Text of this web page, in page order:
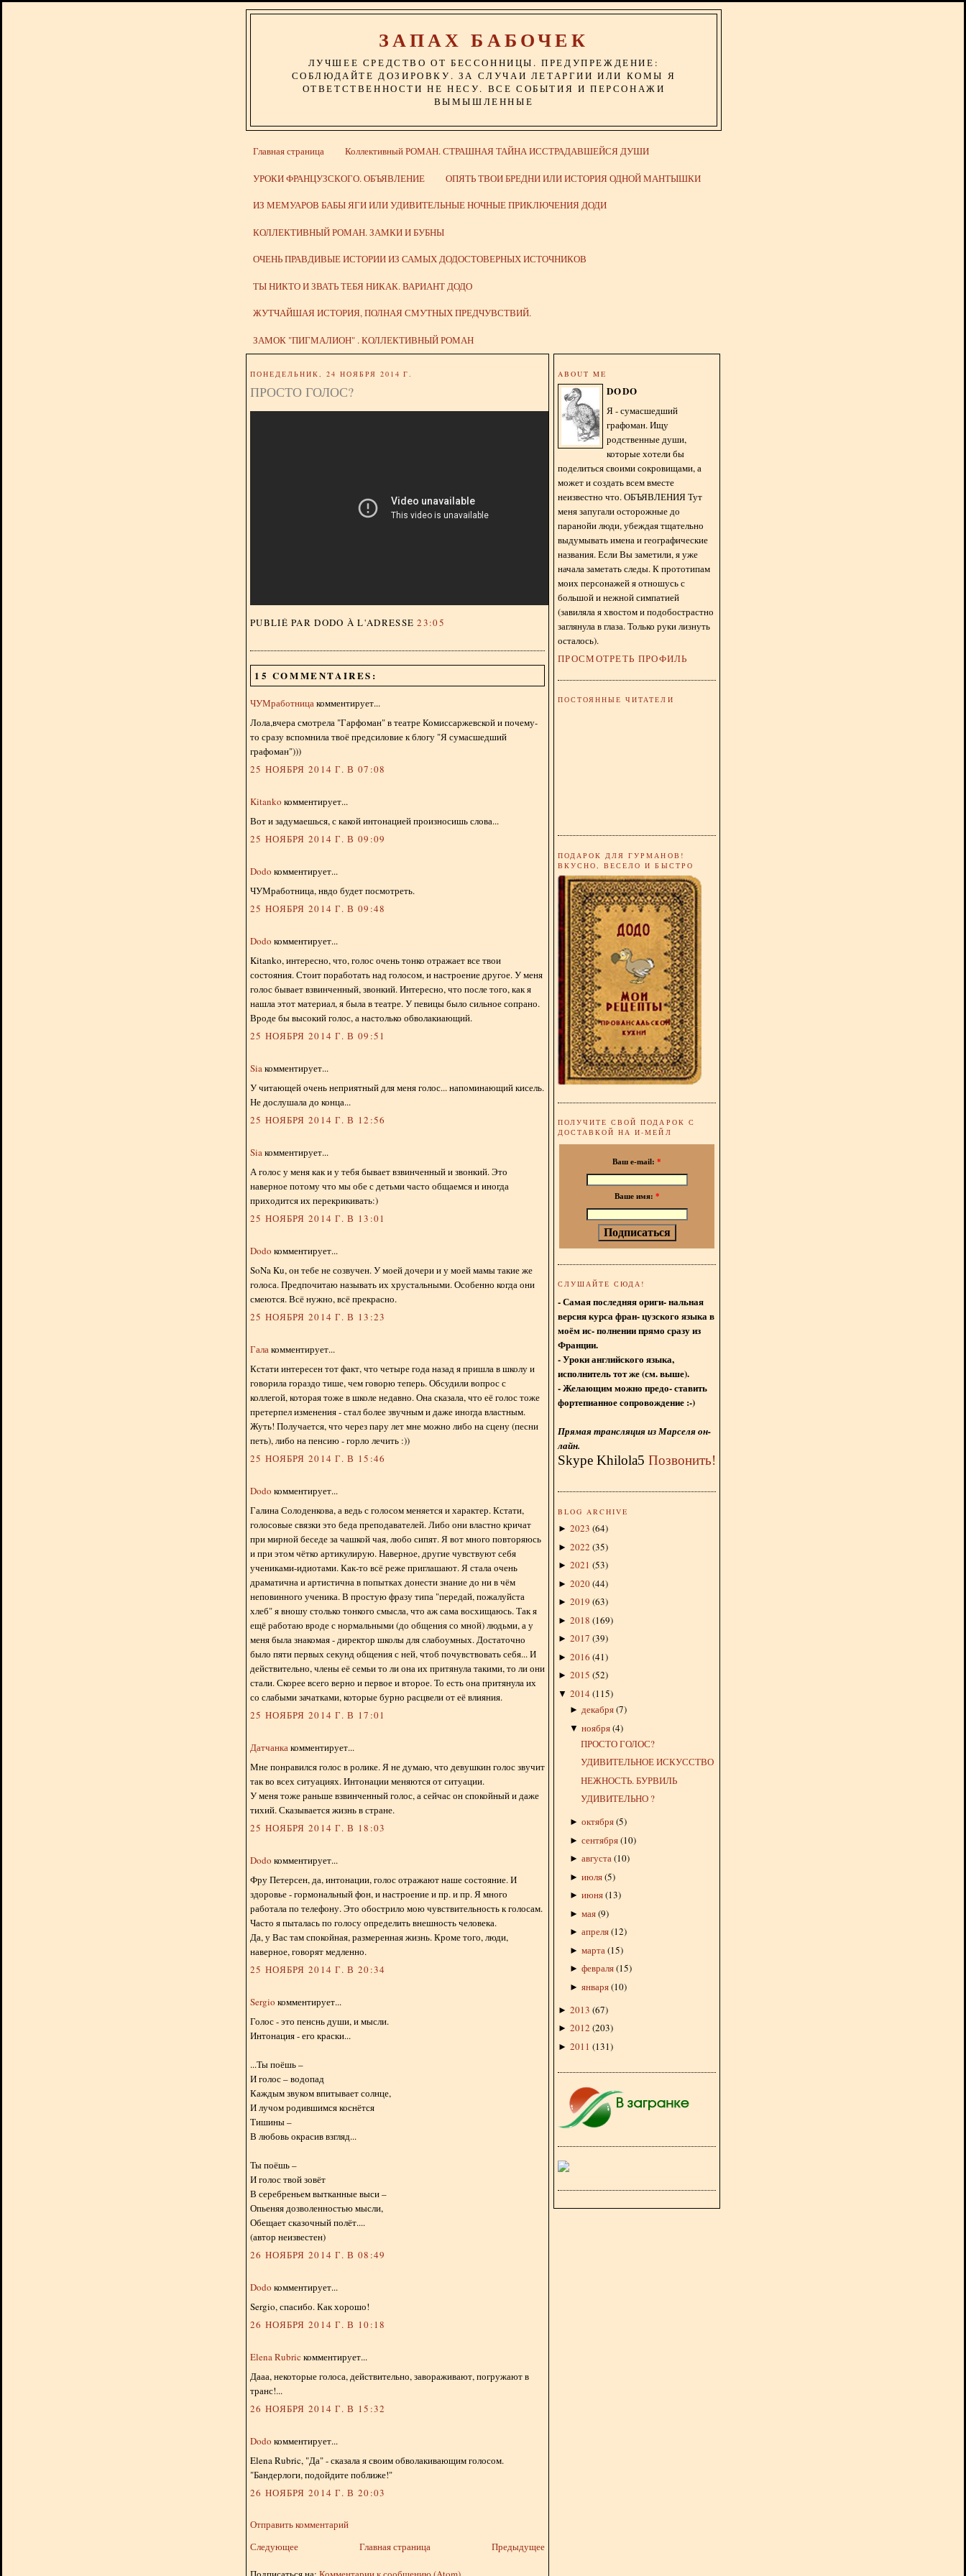
ЗАПАХ БАБОЧЕК
ЛУЧШЕЕ СРЕДСТВО ОТ БЕССОННИЦЫ. ПРЕДУПРЕЖДЕНИЕ:
СОБЛЮДАЙТЕ ДОЗИРОВКУ. ЗА СЛУЧАИ ЛЕТАРГИИ ИЛИ КОМЫ Я
ОТВЕТСТВЕННОСТИ НЕ НЕСУ. ВСЕ СОБЫТИЯ И ПЕРСОНАЖИ
ВЫМЫШЛЕННЫЕ
Главная страница Коллективный РОМАН. СТРАШНАЯ ТАЙНА ИССТРАДАВШЕЙСЯ ДУШИ
УРОКИ ФРАНЦУЗСКОГО. ОБЪЯВЛЕНИЕ ОПЯТЬ ТВОИ БРЕДНИ ИЛИ ИСТОРИЯ ОДНОЙ МАНТЫШКИ
ИЗ МЕМУАРОВ БАБЫ ЯГИ ИЛИ УДИВИТЕЛЬНЫЕ НОЧНЫЕ ПРИКЛЮЧЕНИЯ ДОДИ
КОЛЛЕКТИВНЫЙ РОМАН. ЗАМКИ И БУБНЫ
ОЧЕНЬ ПРАВДИВЫЕ ИСТОРИИ ИЗ САМЫХ ДОДОСТОВЕРНЫХ ИСТОЧНИКОВ
ТЫ НИКТО И ЗВАТЬ ТЕБЯ НИКАК. ВАРИАНТ ДОДО
ЖУТЧАЙШАЯ ИСТОРИЯ, ПОЛНАЯ СМУТНЫХ ПРЕДЧУВСТВИЙ.
ЗАМОК "ПИГМАЛИОН" . КОЛЛЕКТИВНЫЙ РОМАН
ПОНЕДЕЛЬНИК, 24 НОЯБРЯ 2014 Г.
ПРОСТО ГОЛОС?
PUBLIÉ PAR DODO À L'ADRESSE23:05
15 COMMENTAIRES:
ЧУМработницакомментирует...
Лола,вчера смотрела "Гарфоман" в театре Комиссаржевской и почему-
то сразу вспомнила твоё предсиловие к блогу "Я сумасшедший
графоман")))
25 НОЯБРЯ 2014 Г. В 07:08
Kitanko комментирует...
Вот и задумаешься, с какой интонацией произносишь слова...
25 НОЯБРЯ 2014 Г. В 09:09
Dodo комментирует...
ЧУМработница, нвдо будет посмотреть.
25 НОЯБРЯ 2014 Г. В 09:48
Dodo комментирует...
Kitanko, интересно, что, голос очень тонко отражает все твои
состояния. Стоит поработать над голосом, и настроение другое. У меня
голос бывает взвинченный, звонкий. Интересно, что после того, как я
нашла этот материал, я была в театре. У певицы было сильное сопрано.
Вроде бы высокий голос, а настолько обволакиающий.
25 НОЯБРЯ 2014 Г. В 09:51
Siaкомментирует...
У читающей очень неприятный для меня голос... напоминающий кисель.
Не дослушала до конца...
25 НОЯБРЯ 2014 Г. В 12:56
Siaкомментирует...
А голос у меня как и у тебя бывает взвинченный и звонкий. Это
наверное потому что мы обе с детьми часто общаемся и иногда
приходится их перекрикивать:)
25 НОЯБРЯ 2014 Г. В 13:01
Dodo комментирует...
SoNa Ku, он тебе не созвучен. У моей дочери и у моей мамы такие же
голоса. Предпочитаю называть их хрустальными. Особенно когда они
смеются. Всё нужно, всё прекрасно.
25 НОЯБРЯ 2014 Г. В 13:23
Галакомментирует...
Кстати интересен тот факт, что четыре года назад я пришла в школу и
говорила гораздо тише, чем говорю теперь. Обсудили вопрос с
коллегой, которая тоже в школе недавно. Она сказала, что её голос тоже
претерпел изменения - стал более звучным и даже иногда властным.
Жуть! Получается, что через пару лет мне можно либо на сцену (песни
петь), либо на пенсию - горло лечить :))
25 НОЯБРЯ 2014 Г. В 15:46
Dodo комментирует...
Галина Солоденкова, а ведь с голосом меняется и характер. Кстати,
голосовые связки это беда преподавателей. Либо они властно кричат
при мирной беседе за чашкой чая, любо сипят. Я вот много повторяюсь
и при этом чётко артикулирую. Наверное, другие чувствуют себя
учениками-идиотами. Как-то всё реже приглашают. Я стала очень
драматична и артистична в попытках донести знание до ни в чём
неповинного ученика. В простую фразу типа "передай, пожалуйста
хлеб" я вношу столько тонкого смысла, что аж сама восхищаюсь. Так я
ещё работаю вроде с нормальными (до общения со мной) людьми, а у
меня была знакомая - директор школы для слабоумных. Достаточно
было пяти первых секунд общения с ней, чтоб почувствовать себя... И
действительно, члены её семьи то ли она их притянула такими, то ли они
стали. Скорее всего верно и первое и второе. То есть она притянула их
со слабыми зачатками, которые бурно расцвели от её влияния.
25 НОЯБРЯ 2014 Г. В 17:01
Датчанкакомментирует...
Мне понравился голос в ролике. Я не думаю, что девушкин голос звучит
так во всех ситуациях. Интонации меняются от ситуации.
У меня тоже раньше взвинченный голос, а сейчас он спокойный и даже
тихий. Сказывается жизнь в стране.
25 НОЯБРЯ 2014 Г. В 18:03
Dodo комментирует...
Фру Петерсен, да, интонации, голос отражают наше состояние. И
здоровье - гормональный фон, и настроение и пр. и пр. Я много
работала по телефону. Это обострило мою чувствительность к голосам.
Часто я пыталась по голосу определить внешность человека.
Да, у Вас там спокойная, размеренная жизнь. Кроме того, люди,
наверное, говорят медленно.
25 НОЯБРЯ 2014 Г. В 20:34
Sergio комментирует...
Голос - это пенснь души, и мысли.
Интонация - его краски...
...Ты поёшь –
И голос – водопад
Каждым звуком впитывает солнце,
И лучом родившимся коснётся
Тишины –
В любовь окрасив взгляд...
Ты поёшь –
И голос твой зовёт
В серебреньем вытканные выси –
Опьеняя дозволенностью мысли,
Обещает сказочный полёт....
(автор неизвестен)
26 НОЯБРЯ 2014 Г. В 08:49
Dodo комментирует...
Sergio, спасибо. Как хорошо!
26 НОЯБРЯ 2014 Г. В 10:18
Elena Rubric комментирует...
Дааа, некоторые голоса, действительно, завораживают, погружают в
транс!...
26 НОЯБРЯ 2014 Г. В 15:32
Dodo комментирует...
Elena Rubric, "Да" - сказала я своим обволакивающим голосом.
"Бандерлоги, подойдите поближе!"
26 НОЯБРЯ 2014 Г. В 20:03
Отправить комментарий
Следующее
Предыдущее
Главная страница
ABOUT ME
DODO
Я - сумасшедший
графоман. Ищу
родственные души,
которые хотели бы
поделиться своими сокровищами, а
может и создать всем вместе
неизвестно что. ОБЪЯВЛЕНИЯ Тут
меня запугали осторожные до
паранойи люди, убеждая тщательно
выдумывать имена и географические
названия. Если Вы заметили, я уже
начала заметать следы. К прототипам
моих персонажей я отношусь с
большой и нежной симпатией
(завиляла я хвостом и подобострастно
заглянула в глаза. Только руки лизнуть
осталось).
ПРОСМОТРЕТЬ ПРОФИЛЬ
ПОСТОЯННЫЕ ЧИТАТЕЛИ
ПОДАРОК ДЛЯ ГУРМАНОВ!
ВКУСНО, ВЕСЕЛО И БЫСТРО
ПОЛУЧИТЕ СВОЙ ПОДАРОК С
ДОСТАВКОЙ НА И-МЕЙЛ
Ваш e-mail: *
Ваше имя: *
СЛУШАЙТЕ СЮДА!
- Самая последняя ориги- нальная
версия курса фран- цузского языка в
моём ис- полнении прямо сразу из
Франции.
- Уроки английского языка,
исполнитель тот же (см. выше).
- Желающим можно предо- ставить
фортепианное сопровождение :-)
Прямая трансляция из Марселя он-
лайн.
Skype Khilola5 Позвонить!
BLOG ARCHIVE
► 2023 (64)
► 2022 (35)
► 2021 (53)
► 2020(44)
► 2019 (63)
► 2018 (169)
► 2017 (39)
► 2016 (41)
► 2015 (52)
▼ 2014 (115)
► декабря(7)
▼ ноября(4)
ПРОСТО ГОЛОС?
УДИВИТЕЛЬНОЕ ИСКУССТВО
НЕЖНОСТЬ. БУРВИЛЬ
УДИВИТЕЛЬНО ?
► октября(5)
► сентября(10)
► августа(10)
► июля(5)
► июня(13)
► мая(9)
► апреля(12)
► марта(15)
► февраля(15)
► января(10)
► 2013 (67)
► 2012 (203)
► 2011 (131)